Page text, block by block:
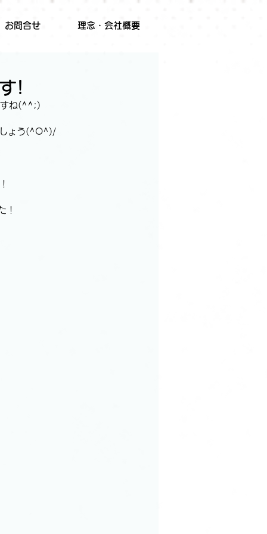
お問合せ 理念・会社概要
!
すね(^^;)
しょう(^O^)/
！